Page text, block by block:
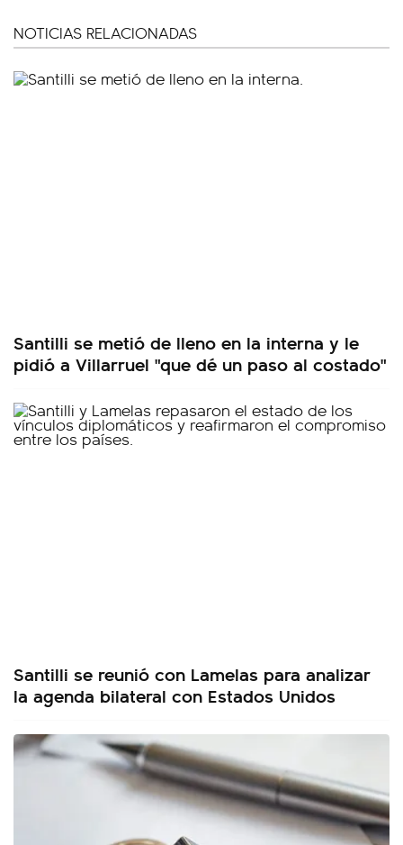
NOTICIAS RELACIONADAS
Santilli se metió de lleno en la interna y le
pidió a Villarruel "que dé un paso al costado"
Santilli se reunió con Lamelas para analizar
la agenda bilateral con Estados Unidos